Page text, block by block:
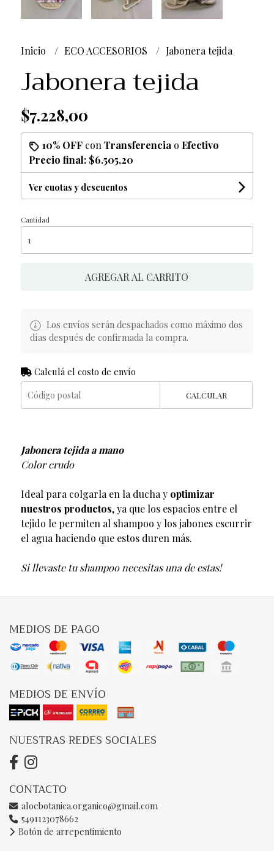
Inicio ECO ACCESORIOS Jabonera tejida
Jabonera tejida
$7.228,00
10% OFFcon Transferencia o Efectivo
Precio final: $6.505,20
Ver cuotas y descuentos
Cantidad
AGREGAR AL CARRITO
Los envíos serán despachados como máximo dos
días después de confirmada la compra.
Calculá el costo de envío
CALCULAR
Jabonera tejida a mano
Color crudo
Ideal para colgarla en la ducha y optimizar
nuestros productos, ya que los espacios entre el
tejido le permiten al shampoo y los jabones escurrir
el agua haciendo que estos duren más.
Si llevaste tu shampoo necesitas una de estas!
MEDIOS DE PAGO
MEDIOS DE ENVÍO
NUESTRAS REDES SOCIALES
CONTACTO
aloebotanica.organico@gmail.com
5491123078662
Botón de arrepentimiento